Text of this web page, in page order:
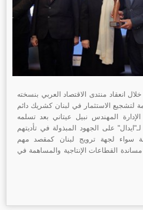
انعقاد منتدى الاقتصاد العربي بنسخته
لتشجيع الاستثمار في لبنان كشريك دائم
المهندس نبيل عيتاني بعد تسلمه
على الجهود المبذولة في تأديتهم
سواء لجهة ترويج لبنان كمقصد مهم
القطاعات الإنتاجية والمساهمة في